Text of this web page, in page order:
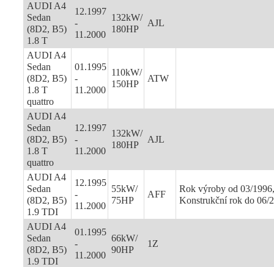
AUDI A4
Sedan
(8D2, B5)
1.8 T
12.1997
-
11.2000
132kW/
180HP
AJL
AUDI A4
Sedan
(8D2, B5)
1.8 T
quattro
01.1995
-
11.2000
110kW/
150HP
ATW
AUDI A4
Sedan
(8D2, B5)
1.8 T
quattro
12.1997
-
11.2000
132kW/
180HP
AJL
AUDI A4
Sedan
(8D2, B5)
1.9 TDI
12.1995
-
11.2000
55kW/
75HP
AFF
Rok výroby od 03/1996,
Konstrukční rok do 06/
AUDI A4
Sedan
(8D2, B5)
1.9 TDI
01.1995
-
11.2000
66kW/
90HP
1Z